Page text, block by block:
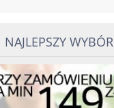
NAJLEPSZY WYBÓR